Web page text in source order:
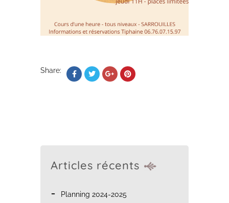
Share:
Articles récents
Planning 2024-2025